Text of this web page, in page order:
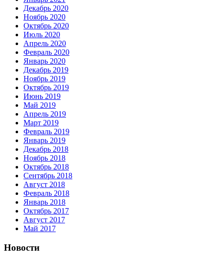
Декабрь 2020
Ноябрь 2020
Октябрь 2020
Июль 2020
Апрель 2020
Февраль 2020
Январь 2020
Декабрь 2019
Ноябрь 2019
Октябрь 2019
Июнь 2019
Май 2019
Апрель 2019
Март 2019
Февраль 2019
Январь 2019
Декабрь 2018
Ноябрь 2018
Октябрь 2018
Сентябрь 2018
Август 2018
Февраль 2018
Январь 2018
Октябрь 2017
Август 2017
Май 2017
Новости